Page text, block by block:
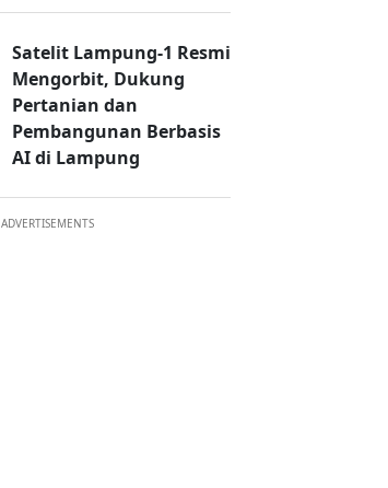
Satelit Lampung-1 Resmi
Mengorbit, Dukung
Pertanian dan
Pembangunan Berbasis
AI di Lampung
ADVERTISEMENTS